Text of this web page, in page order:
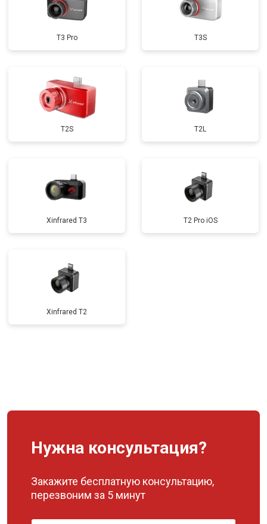
T3 Pro T3S
T2S T2L
Xinfrared T3 T2 Pro iOS
Xinfrared T2
Нужна консультация?
Закажите бесплатную консультацию,
перезвоним за 5 минут